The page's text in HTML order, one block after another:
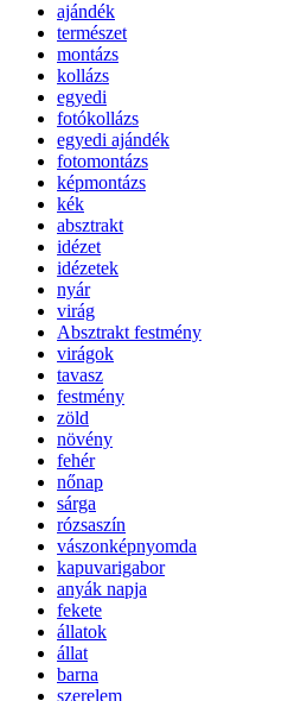
ajándék
természet
montázs
kollázs
egyedi
fotókollázs
egyedi ajándék
fotomontázs
képmontázs
kék
absztrakt
idézet
idézetek
nyár
virág
Absztrakt festmény
virágok
tavasz
festmény
zöld
növény
fehér
nőnap
sárga
rózsaszín
vászonképnyomda
kapuvarigabor
anyák napja
fekete
állatok
állat
barna
szerelem